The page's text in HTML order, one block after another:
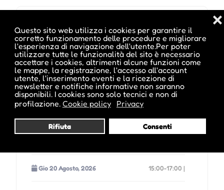
Questo sito web utilizza i cookies per garantire il
corretto funzionamento delle procedure e migliorare
l'esperienza di navigazione dell'utente.Per poter
utilizzare tutte le funzionalità del sito è necessario
accettare i cookies, altrimenti alcune funzioni come
le mappe, la registrazione, l'accesso all'account
utente, l'inserimento eventi e la ricezione di
newsletter e notifiche informative non saranno
disponibili. I cookies sono solo tecnici e non di
profilazione. Cookie policy Privacy
Rifiuta Consenti
❌
Mer 12 Agosto, 2026 15:00-17:00 |
Gio 13 Agosto, 2026 15:00-17:00 |
Gio 20 Agosto, 2026 15:00-17:00 |